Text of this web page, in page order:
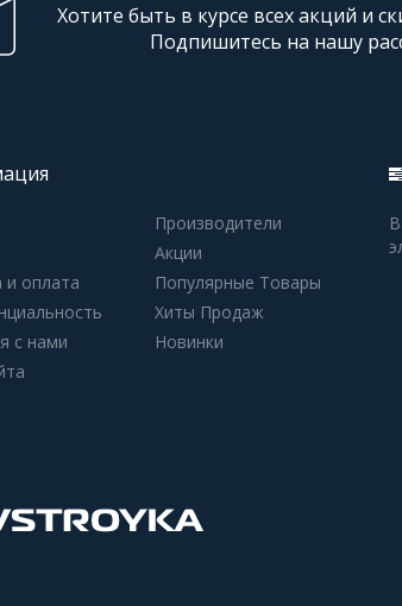
Хотите быть в курсе всех акций и
Подпишитесь на нашу
и оплата
с нами
Производители
Акции
Популярные Товары
Хиты Продаж
Новинки